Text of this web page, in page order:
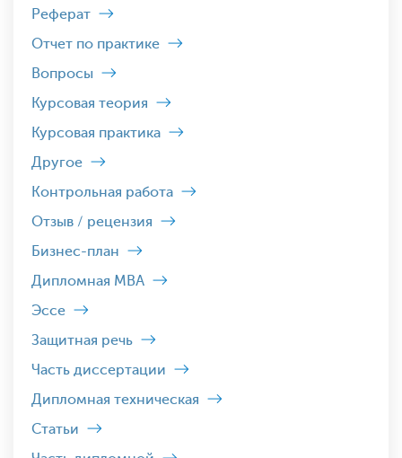
Реферат
Отчет по практике
Вопросы
Курсовая теория
Курсовая практика
Другое
Контрольная работа
Отзыв / рецензия
Бизнес-план
Дипломная MBA
Эссе
Защитная речь
Часть диссертации
Дипломная техническая
Статьи